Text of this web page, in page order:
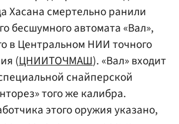
Хасана смертельно ранили
бесшумного автомата «Вал»,
в Центральном НИИ точного
(ЦНИИТОЧМАШ). «Вал» входит
снайперской
того же калибра.
этого оружия указано,